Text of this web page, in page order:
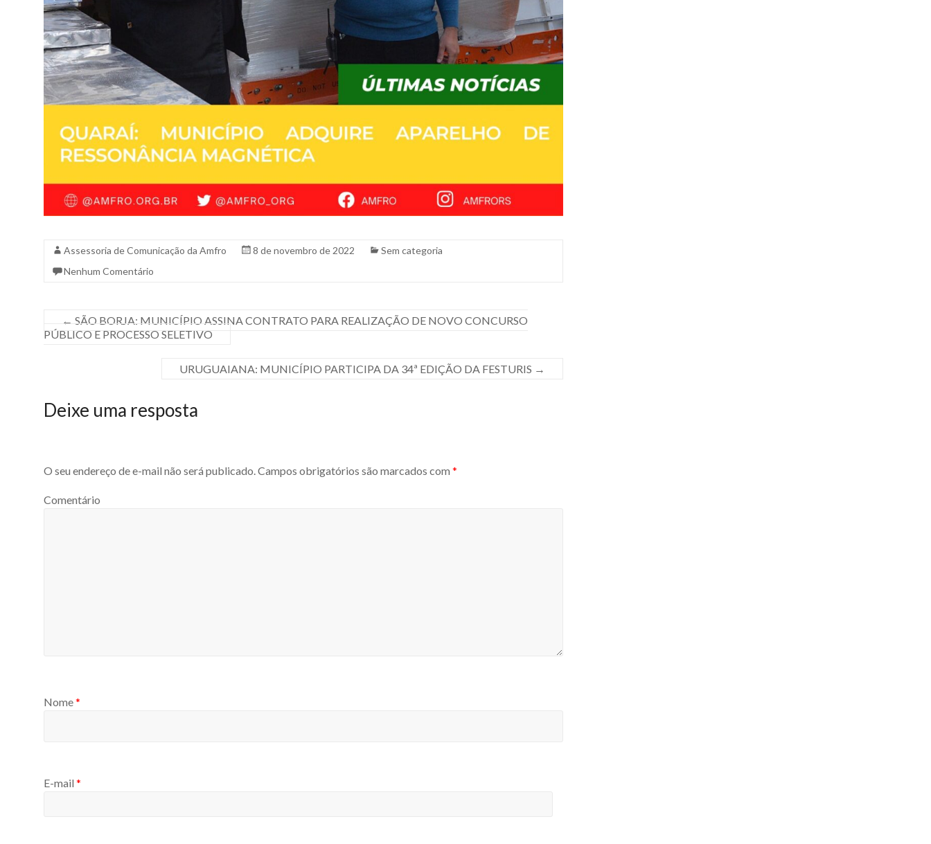
Assessoria de Comunicação da Amfro 8 de novembro de 2022
Sem categoria
Nenhum Comentário
← SÃO BORJA: MUNICÍPIO ASSINA CONTRATO PARA REALIZAÇÃO DE NOVO CONCURSO
PÚBLICO E PROCESSO SELETIVO
URUGUAIANA: MUNICÍPIO PARTICIPA DA 34ª EDIÇÃO DA FESTURIS →
Deixe uma resposta
O seu endereço de e-mail não será publicado.Campos obrigatórios são marcados com *
Comentário
Nome*
E-mail *